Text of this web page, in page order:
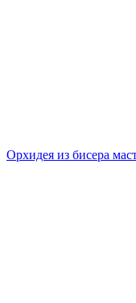
Орхидея из бисера